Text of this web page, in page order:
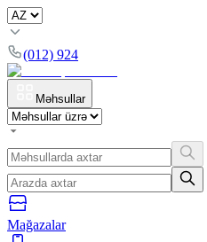
(012) 924
Məhsullar
Mağazalar